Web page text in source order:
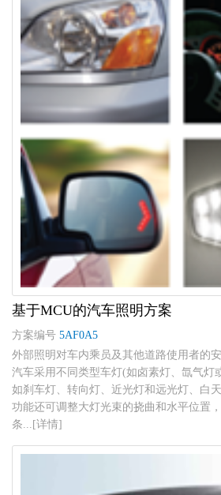
基于MCU的汽车照明方案
方案编号 5AF0A5
外部照明对车内乘员及其他道路使用者的
汽车采用不同类型车灯(如卤素灯、氙气灯
如刹车灯、转向灯、近光灯和远光灯、白
功能还可调整大灯光束的挠曲和水平位置
条...[详情]